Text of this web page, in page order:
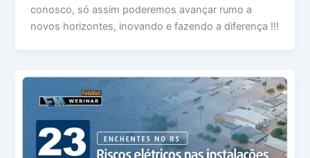
conosco, só assim poderemos avançar rumo a
novos horizontes, inovando e fazendo a diferença !!!